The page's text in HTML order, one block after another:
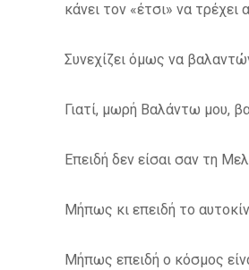
κάνει τον «έτσι» να
Συνεχίζει όμως να
Γιατί, μωρή Βαλάντω μου,
Επειδή δεν είσαι σαν τη
Μήπως κι επειδή το
Μήπως επειδή ο κόσμος